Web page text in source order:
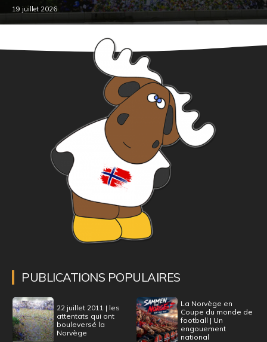
19 juillet 2026
PUBLICATIONS POPULAIRES
22 juillet 2011 | les
attentats qui ont
bouleversé la
Norvège
La Norvège en
Coupe du monde de
football | Un
engouement
national